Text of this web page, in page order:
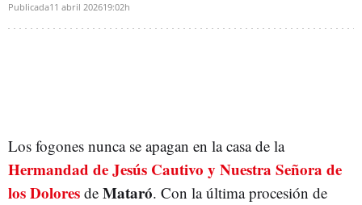
Publicada11 abril 202619:02h
Los fogones nunca se apagan en la casa de la
Hermandad de Jesús Cautivo y Nuestra Señora de
los Dolores de Mataró. Con la última procesión de